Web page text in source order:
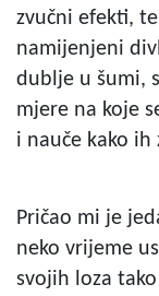
zvučni efekti,
namijenjeni
dublje u šumi,
mjere na koje
i nauče kako
Pričao mi je
neko vrijeme
svojih loza